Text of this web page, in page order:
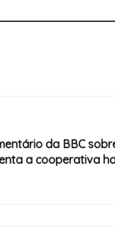
da BBC
a cooperativa